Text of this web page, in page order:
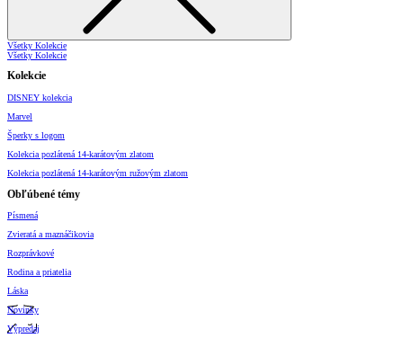
Všetky Kolekcie
Všetky Kolekcie
Kolekcie
DISNEY kolekcia
Marvel
Šperky s logom
Kolekcia pozlátená 14-karátovým zlatom
Kolekcia pozlátená 14-karátovým ružovým zlatom
Obľúbené témy
Písmená
Zvieratá a maznáčikovia
Rozprávkové
Rodina a priatelia
Láska
Novinky
Výpredaj